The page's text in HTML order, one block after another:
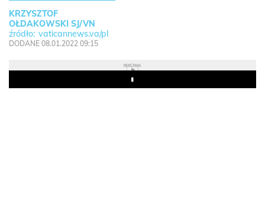
KRZYSZTOF
OŁDAKOWSKI SJ/VN
vaticannews.va/pl
DODANE 08.01.2022 09:15
REKLAMA
Play